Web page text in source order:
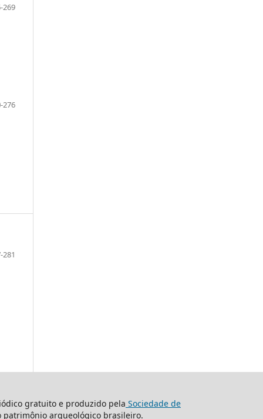
269
276
281
gratuito e produzido pela Sociedade de
patrimônio arqueológico brasileiro.